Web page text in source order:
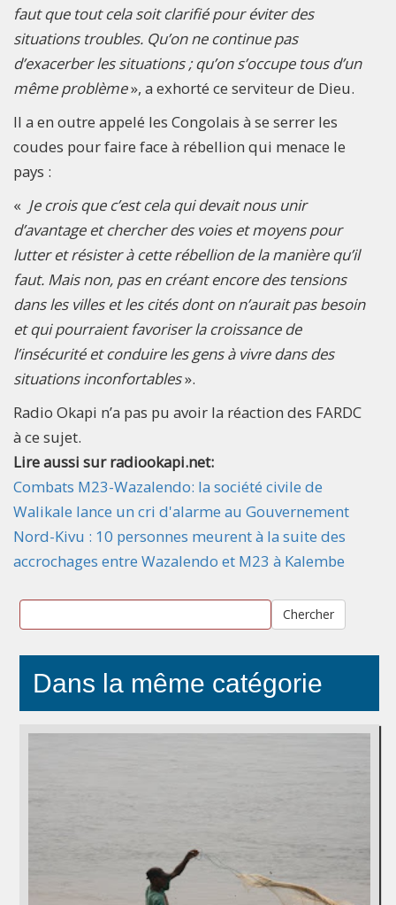
faut que tout cela soit clarifié pour éviter des
situations troubles. Qu’on ne continue pas
d’exacerber les situations ; qu’on s’occupe tous d’un
même problème», a exhorté ce serviteur de Dieu.
Il a en outre appelé les Congolais à se serrer les
coudes pour faire face à rébellion qui menace le
pays :
« Je crois que c’est cela qui devait nous unir
d’avantage et chercher des voies et moyens pour
lutter et résister à cette rébellion de la manière qu’il
faut. Mais non, pas en créant encore des tensions
dans les villes et les cités dont on n’aurait pas besoin
et qui pourraient favoriser la croissance de
l’insécurité et conduire les gens à vivre dans des
situations inconfortables».
Radio Okapi n’a pas pu avoir la réaction des FARDC
à ce sujet.
Lire aussi sur radiookapi.net:
Combats M23-Wazalendo: la société civile de
Walikale lance un cri d'alarme au Gouvernement
Nord-Kivu : 10 personnes meurent à la suite des
accrochages entre Wazalendo et M23 à Kalembe
Chercher
Dans la même catégorie